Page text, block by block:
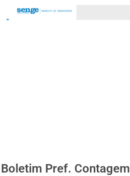
Boletim Pref. Contagem